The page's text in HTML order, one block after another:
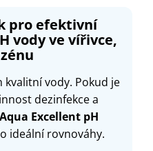
pro efektivní
vody ve vířivce,
kvalitní vody. Pokud je
dezinfekce a
Aqua Excellent pH
ideální rovnováhy.